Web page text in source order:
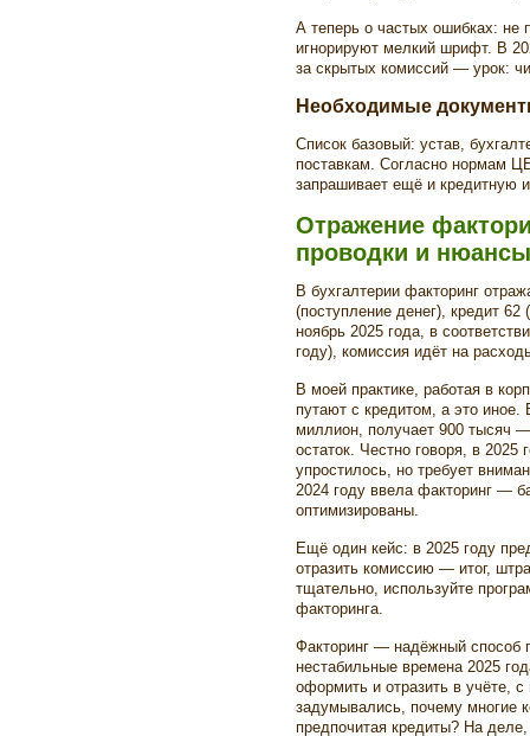
А теперь о частых ошибках: не
игнорируют мелкий шрифт. В
за скрытых комиссий — урок:
Необходимые
Список базовый: устав,
поставкам. Согласно нормам
запрашивает ещё и кредитную
Отражение
проводки и нюансы
В бухгалтерии факторинг
(поступление денег), кредит
ноябрь 2025 года, в
году), комиссия идёт на
В моей практике, работая в
путают с кредитом, а это иное.
миллион, получает 900 тысяч
остаток. Честно говоря, в
упростилось, но требует
2024 году ввела факторинг —
оптимизированы.
Ещё один кейс: в 2025 году
отразить комиссию — итог,
тщательно, используйте
факторинга.
Факторинг — надёжный способ
нестабильные времена 2025
оформить и отразить в учёте,
задумывались, почему многие
предпочитая кредиты? На